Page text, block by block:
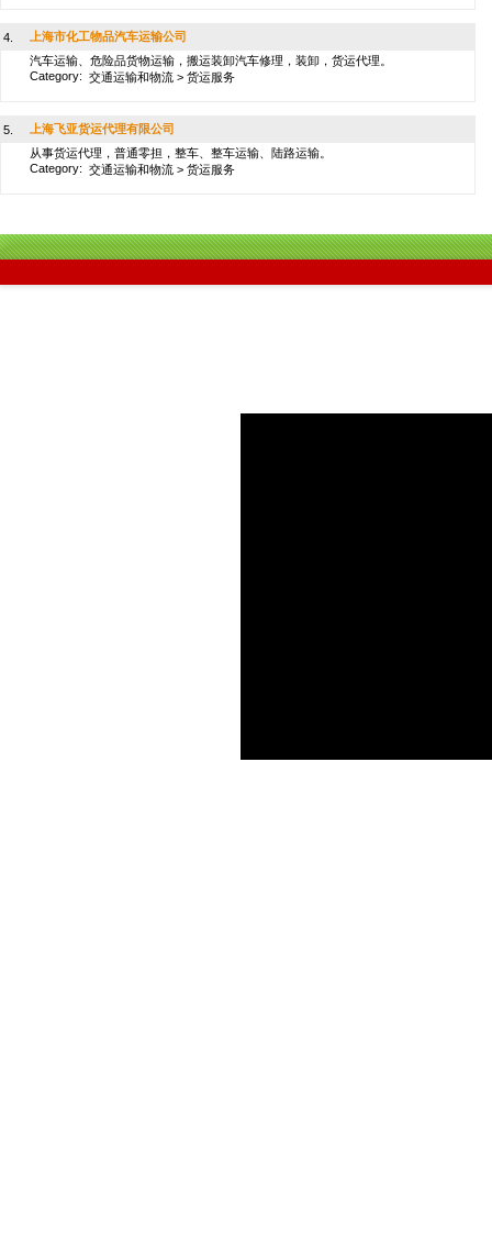
4.
上海市化工物品汽车运输公司
汽车运输、危险品货物运输，搬运装卸汽车修理，装卸，货运代理。
Category: 交通运输和物流 > 货运服务
5.
上海飞亚货运代理有限公司
从事货运代理，普通零担，整车、整车运输、陆路运输。
Category: 交通运输和物流 > 货运服务